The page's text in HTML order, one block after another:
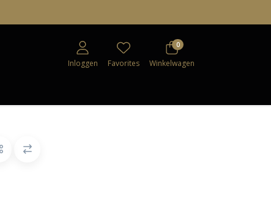
Inloggen Favorites
0
Winkelwagen